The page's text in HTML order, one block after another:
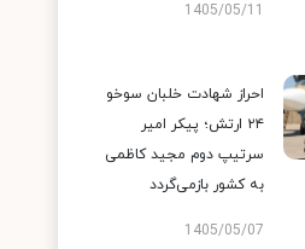
1405/05/11
احراز شهادت خلبان سوخو
۲۴ ارتش؛ پیکر امیر
سرتیپ دوم مجید کاظمی
به کشور بازمی‌گردد
1405/05/07